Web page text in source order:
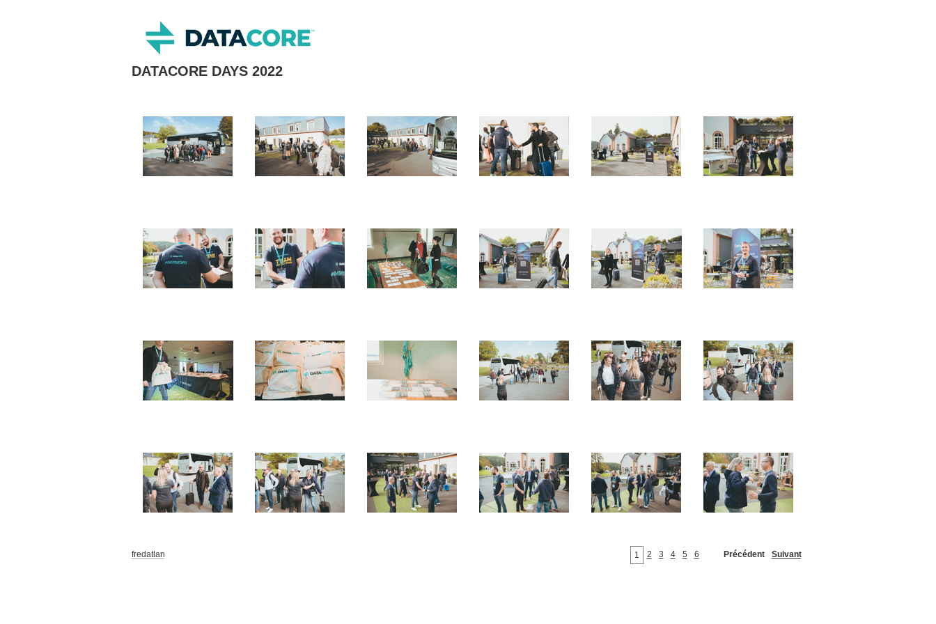
DATACORE DAYS 2022
1 2 3 4 5 6 Précédent Suivant
fredatlan